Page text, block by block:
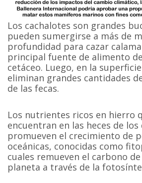
Los cachalotes son grandes
pueden sumergirse a más de
profundidad para cazar
principal fuente de alimento
cetáceo. Luego, en la
eliminan grandes cantidades
de las fecas.
Los nutrientes ricos en hierro
encuentran en las heces de los
promueven el crecimiento de
oceánicas, conocidas como
cuales remueven el carbono
planeta a través de la